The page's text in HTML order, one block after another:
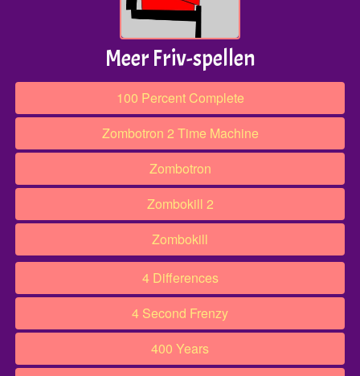
Meer Friv-spellen
100 Percent Complete
Zombotron 2 Time Machine
Zombotron
Zombokill 2
Zombokill
4 Differences
4 Second Frenzy
400 Years